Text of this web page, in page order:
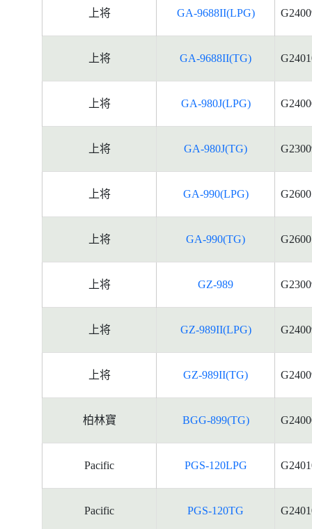
上将 GA-9688II(LPG)
上将 GA-9688II(TG)
上将 GA-980J(LPG)
上将 GA-980J(TG)
上将 GA-990(LPG)
上将 GA-990(TG)
上将 GZ-989
上将 GZ-989II(LPG)
上将 GZ-989II(TG)
柏林寶 BGG-899(TG)
Pacific PGS-120LPG
Pacific PGS-120TG